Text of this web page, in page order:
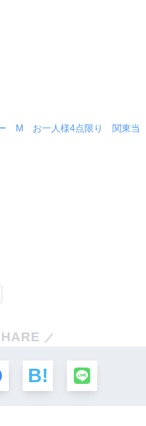
M お一人様4点限り 関東当